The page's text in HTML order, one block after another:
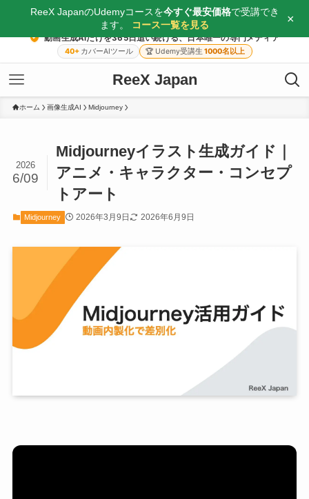
動画生成AIだけを365日追い続ける、日本唯一の専門メディア
40+ カバーAIツール 🏆 Udemy受講生 1000名以上
ReeX Japan
ホーム 画像生成AI Midjourney
Midjourneyイラスト生成ガイド｜
アニメ・キャラクター・コンセプ
トアート
2026
6/09
Midjourney 2026年3月9日 2026年6月9日
ReeX JapanのUdemyコースを今すぐ最安価格で受講でき
ます。
コース一覧を見る ×